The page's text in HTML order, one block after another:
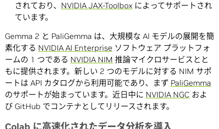
されており、 NVIDIA JAX-Toolbox によってサポートされ
ています。
Gemma 2 と PaliGemma は、大規模な AI モデルの展開を簡
素化する NVIDIA AI Enterprise ソフトウェア プラットフォ
ームの 1 つである NVIDIA NIM 推論マイクロサービスとと
もに提供されます。新しい 2 つのモデルに対する NIM サポ
ートは API カタログから利用可能であり、まず PaliGemma
のサポートが始まっています。近日中に NVIDIA NGC およ
び GitHub でコンテナとしてリリースされます。
Colab に高速化されたデータ分析を導入